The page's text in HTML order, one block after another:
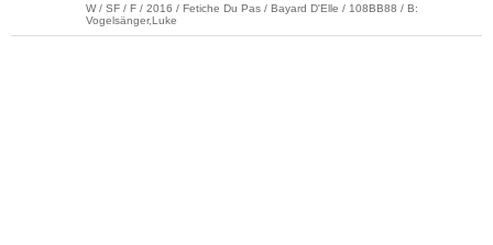
W / SF / F / 2016 / Fetiche Du Pas / Bayard D'Elle / 108BB88 / B:
Vogelsänger,Luke